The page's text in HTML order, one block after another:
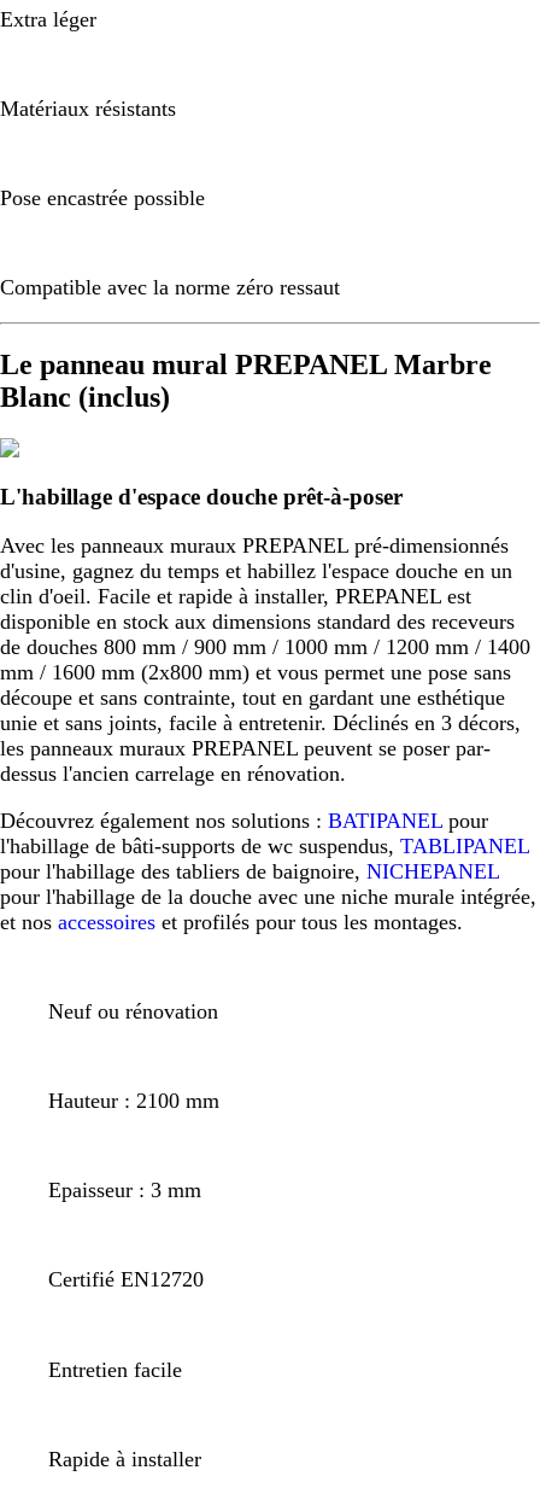
Extra léger
Matériaux résistants
Pose encastrée possible
Compatible avec la norme zéro ressaut
Le panneau mural PREPANEL Marbre
Blanc (inclus)
L'habillage d'espace douche prêt-à-poser
Avec les panneaux muraux PREPANEL pré-dimensionnés
d'usine, gagnez du temps et habillez l'espace douche en un
clin d'oeil. Facile et rapide à installer, PREPANEL est
disponible en stock aux dimensions standard des receveurs
de douches 800 mm / 900 mm / 1000 mm / 1200 mm / 1400
mm / 1600 mm (2x800 mm) et vous permet une pose sans
découpe et sans contrainte, tout en gardant une esthétique
unie et sans joints, facile à entretenir. Déclinés en 3 décors,
les panneaux muraux PREPANEL peuvent se poser par-
dessus l'ancien carrelage en rénovation.
Découvrez également nos solutions : BATIPANEL pour
l'habillage de bâti-supports de wc suspendus, TABLIPANEL
pour l'habillage des tabliers de baignoire, NICHEPANEL
pour l'habillage de la douche avec une niche murale intégrée,
et nos accessoires et profilés pour tous les montages.
Neuf ou rénovation
Hauteur : 2100 mm
Epaisseur : 3 mm
Certifié EN12720
Entretien facile
Rapide à installer